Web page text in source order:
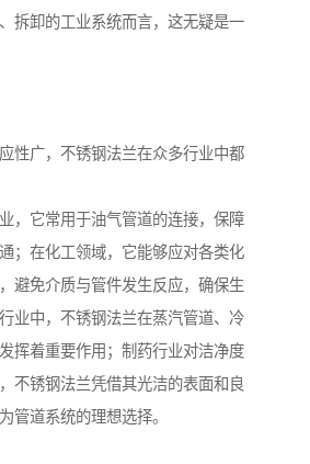
拆卸的工业系统而言，这无疑是一
性广，不锈钢法兰在众多行业中都
，它常用于油气管道的连接，保障
；在化工领域，它能够应对各类化
避免介质与管件发生反应，确保生
业中，不锈钢法兰在蒸汽管道、冷
挥着重要作用；制药行业对洁净度
不锈钢法兰凭借其光洁的表面和良
管道系统的理想选择。